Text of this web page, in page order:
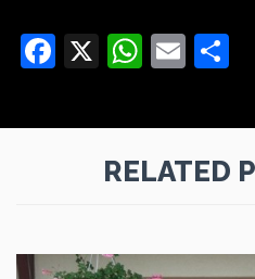
Facebook
X Email
RELATED